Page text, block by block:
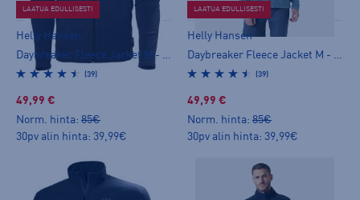
LAATUA EDULLISESTI
Helly Hansen
(39)
49,99 €
Norm. hinta: 85€
30pv alin hinta: 39,99€
LAATUA EDULLISESTI
Helly Hansen
(39)
49,99 €
Norm. hinta: 85€
30pv alin hinta: 39,99€